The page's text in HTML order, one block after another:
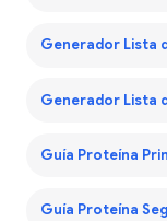
Generador Lista
Generador Lista
Guía Proteína
Guía Proteína